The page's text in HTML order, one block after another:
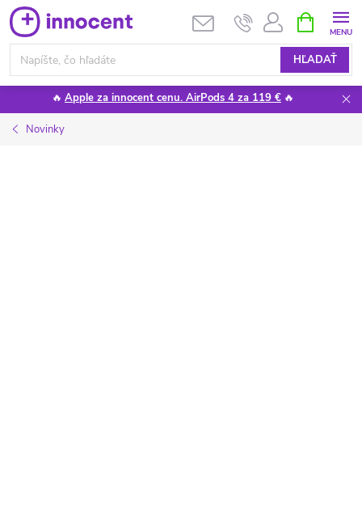
Prejsť
na
obsah
HĽADAŤ
KOŠÍK
🔥 Apple za innocent cenu. AirPods 4 za 119 € 🔥
Novinky